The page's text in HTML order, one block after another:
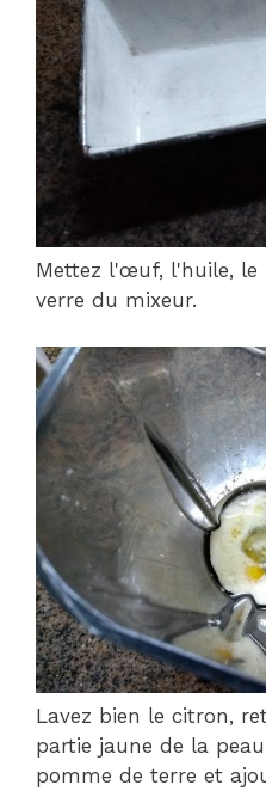
Mettez l'œuf, l'huile, le
verre du mixeur.
Lavez bien le citron,
partie jaune de la
pomme de terre et